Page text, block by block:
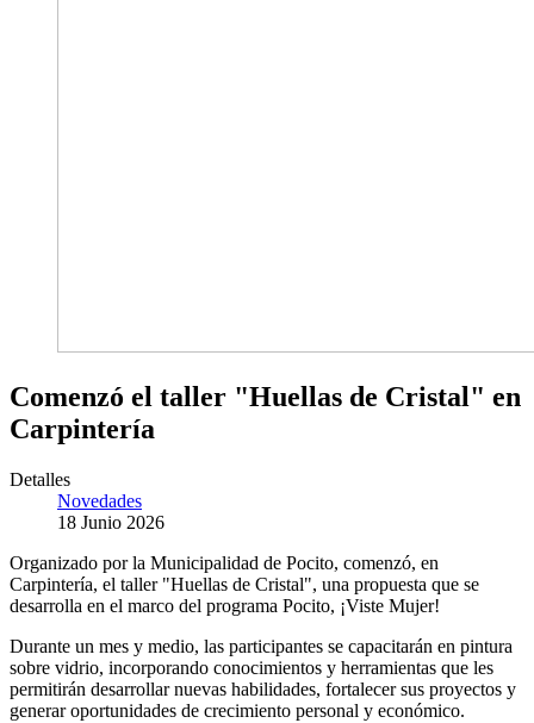
Comenzó el taller "Huellas de Cristal" en
Carpintería
Detalles
Novedades
18 Junio 2026
Organizado por la Municipalidad de Pocito, comenzó, en
Carpintería, el taller "Huellas de Cristal", una propuesta que se
desarrolla en el marco del programa Pocito, ¡Viste Mujer!
Durante un mes y medio, las participantes se capacitarán en pintura
sobre vidrio, incorporando conocimientos y herramientas que les
permitirán desarrollar nuevas habilidades, fortalecer sus proyectos y
generar oportunidades de crecimiento personal y económico.